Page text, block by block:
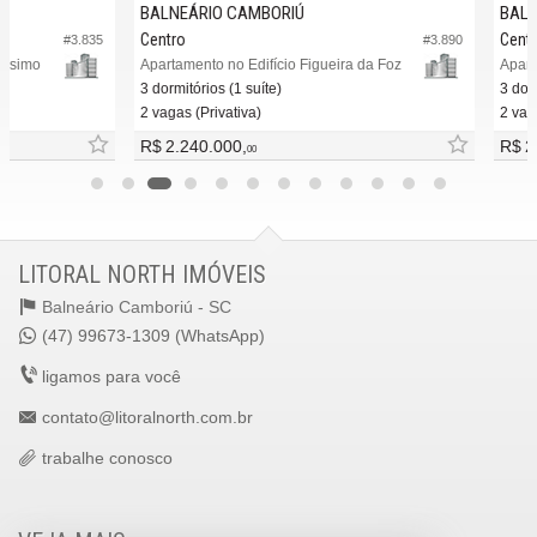
#3.835 #3.890
BALNEÁRIO CAMBORIÚ
Centro
Apartamento no Edifício Figueira da Foz
3 dormitórios (1 suíte)
2 vagas (Privativa)
R$ 2.240.000, 00
Centro
3
2 vagas
R$
LITORAL NORTH IMÓVEIS
Balneário Camboriú - SC
(47) 99673-1309 (WhatsApp)
ligamos para você
contato@litoralnorth.com.br
trabalhe conosco